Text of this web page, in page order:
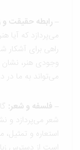
– رابطه حقیقت و
می‌پردازد که آیا هنر
راهی برای آشکار شدن
وجودی هنر، نشان
می‌تواند به ما در
– فلسفه و شعر
شعر می‌پردازد و
استعاره و تمثیل،